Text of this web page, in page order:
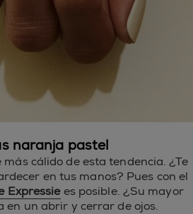
naranja pastel
cálido de esta tendencia. ¿Te
en tus manos? Pues con el
Expressiees posible. ¿Su mayor
en un abrir y cerrar de ojos.